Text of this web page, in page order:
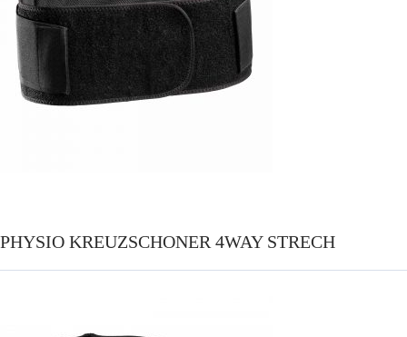
PHYSIO KREUZSCHONER 4WAY STRECH